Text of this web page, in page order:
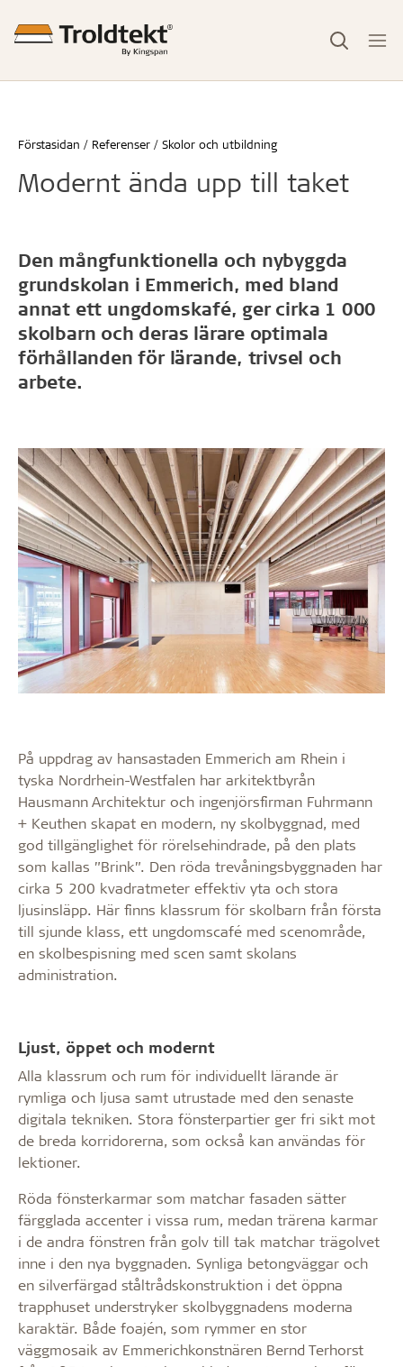
Förstasidan Referenser Skolor och utbildning
Modernt ända upp till taket
Den mångfunktionella och nybyggda
grundskolan i Emmerich, med bland
annat ett ungdomskafé, ger cirka 1 000
skolbarn och deras lärare optimala
förhållanden för lärande, trivsel och
arbete.
På uppdrag av hansastaden Emmerich am Rhein i
tyska Nordrhein-Westfalen har arkitektbyrån
Hausmann Architektur och ingenjörsfirman Fuhrmann
+ Keuthen skapat en modern, ny skolbyggnad, med
god tillgänglighet för rörelsehindrade, på den plats
som kallas ”Brink”. Den röda trevåningsbyggnaden har
cirka 5 200 kvadratmeter effektiv yta och stora
ljusinsläpp. Här finns klassrum för skolbarn från första
till sjunde klass, ett ungdomscafé med scenområde,
en skolbespisning med scen samt skolans
administration.
Ljust, öppet och modernt
Alla klassrum och rum för individuellt lärande är
rymliga och ljusa samt utrustade med den senaste
digitala tekniken. Stora fönsterpartier ger fri sikt mot
de breda korridorerna, som också kan användas för
lektioner.
Röda fönsterkarmar som matchar fasaden sätter
färgglada accenter i vissa rum, medan trärena karmar
i de andra fönstren från golv till tak matchar trägolvet
inne i den nya byggnaden. Synliga betongväggar och
en silverfärgad ståltrådskonstruktion i det öppna
trapphuset understryker skolbyggnadens moderna
karaktär. Både foajén, som rymmer en stor
väggmosaik av Emmerichkonstnären Bernd Terhorst